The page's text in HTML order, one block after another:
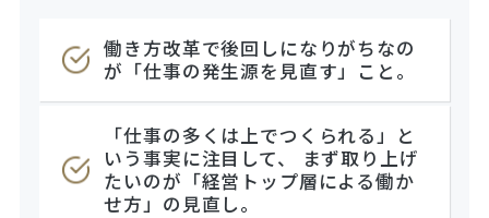
働き方改革で後回しになりがちなの
が「仕事の発生源を見直す」こと。
「仕事の多くは上でつくられる」と
いう事実に注目して、 まず取り上げ
たいのが「経営トップ層による働か
せ方」の見直し。